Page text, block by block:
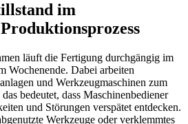
im
läuft die Fertigung durchgängig im
Wochenende. Dabei arbeiten
und Werkzeugmaschinen zum
bedeutet, dass Maschinenbediener
und Störungen verspätet entdecken.
Werkzeuge oder verklemmtes